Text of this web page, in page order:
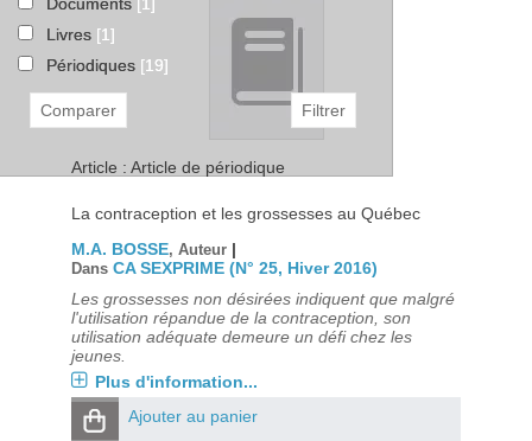
Article : Article de périodique
La contraception et les grossesses au Québec
M.A. BOSSE, Auteur |
Dans CA SEXPRIME (N° 25, Hiver 2016)
Les grossesses non désirées indiquent que malgré
l'utilisation répandue de la contraception, son
utilisation adéquate demeure un défi chez les
jeunes.
Plus d'information...
Ajouter au panier
Documents [1]
Livres [1]
Périodiques [19]